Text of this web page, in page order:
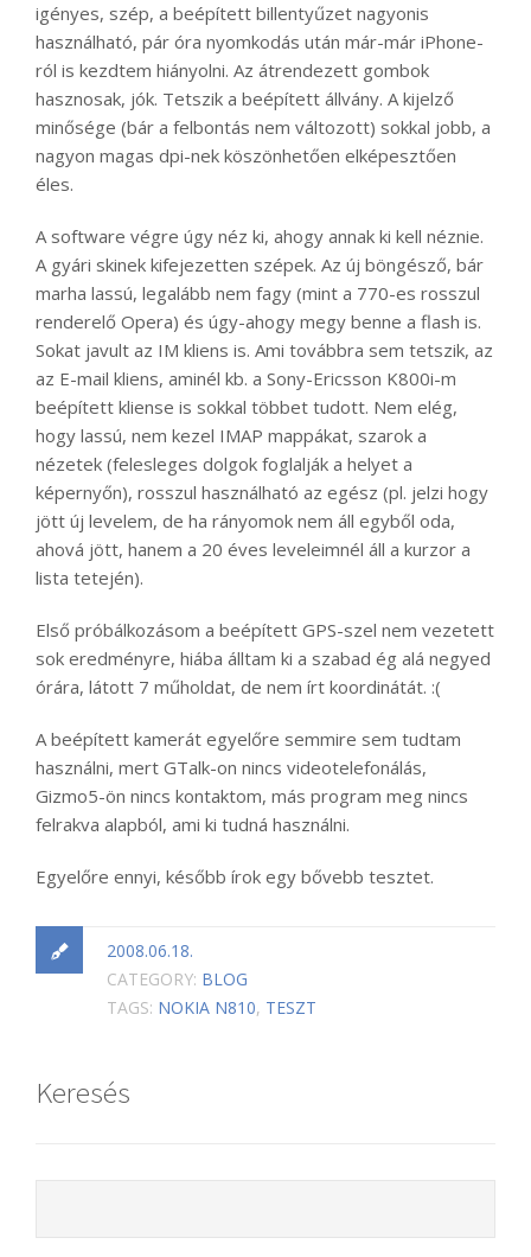
igényes, szép, a beépített billentyűzet nagyonis
használható, pár óra nyomkodás után már-már iPhone-
ról is kezdtem hiányolni. Az átrendezett gombok
hasznosak, jók. Tetszik a beépített állvány. A kijelző
minősége (bár a felbontás nem változott) sokkal jobb, a
nagyon magas dpi-nek köszönhetően elképesztően
éles.
A software végre úgy néz ki, ahogy annak ki kell néznie.
A gyári skinek kifejezetten szépek. Az új böngésző, bár
marha lassú, legalább nem fagy (mint a 770-es rosszul
renderelő Opera) és úgy-ahogy megy benne a flash is.
Sokat javult az IM kliens is. Ami továbbra sem tetszik, az
az E-mail kliens, aminél kb. a Sony-Ericsson K800i-m
beépített kliense is sokkal többet tudott. Nem elég,
hogy lassú, nem kezel IMAP mappákat, szarok a
nézetek (felesleges dolgok foglalják a helyet a
képernyőn), rosszul használható az egész (pl. jelzi hogy
jött új levelem, de ha rányomok nem áll egyből oda,
ahová jött, hanem a 20 éves leveleimnél áll a kurzor a
lista tetején).
Első próbálkozásom a beépített GPS-szel nem vezetett
sok eredményre, hiába álltam ki a szabad ég alá negyed
órára, látott 7 műholdat, de nem írt koordinátát. :(
A beépített kamerát egyelőre semmire sem tudtam
használni, mert GTalk-on nincs videotelefonálás,
Gizmo5-ön nincs kontaktom, más program meg nincs
felrakva alapból, ami ki tudná használni.
Egyelőre ennyi, később írok egy bővebb tesztet.
2008.06.18.
CATEGORY: BLOG
TAGS: NOKIA N810, TESZT
Keresés